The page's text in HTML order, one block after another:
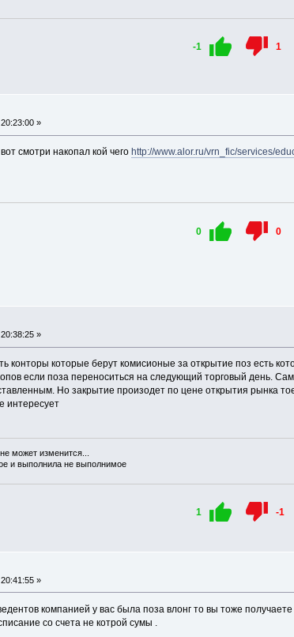
-1 1
»
смотри накопал кой чего http://www.alor.ru/vrn_fic/services/
0 0
»
конторы которые берут комисионые за открытие поз есть
если поза переноситься на следующий торговый день.
Но закрытие произодет по цене открытия рынка
интересует
может изменится...
и выполнила не выполнимое
1 -1
»
компанией у вас была поза влонг то вы тоже
со счета не котрой сумы .